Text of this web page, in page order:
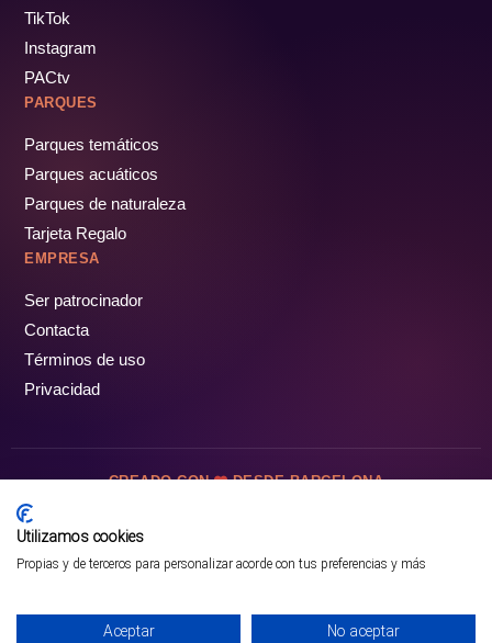
TikTok
Instagram
PACtv
PARQUES
Parques temáticos
Parques acuáticos
Parques de naturaleza
Tarjeta Regalo
EMPRESA
Ser patrocinador
Contacta
Términos de uso
Privacidad
CREADO CON DESDE BARCELONA
Utilizamos cookies
Propias y de terceros para personalizar acorde con tus preferencias y más
Aceptar No aceptar